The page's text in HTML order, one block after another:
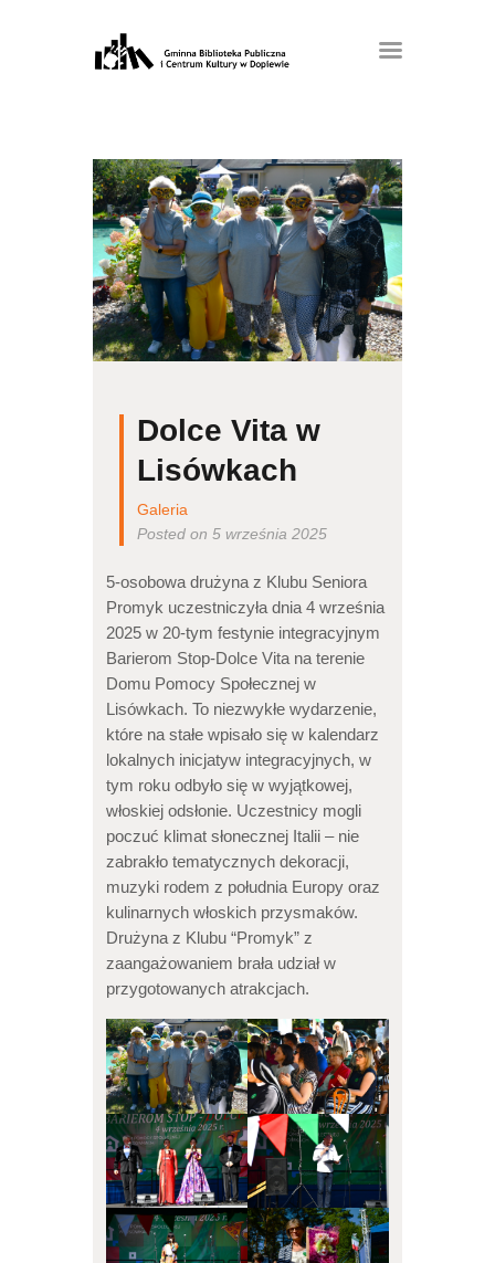
Dolce Vita w
Lisówkach
Galeria
Posted on 5 września 2025
5-osobowa drużyna z Klubu Seniora
Promyk uczestniczyła dnia 4 września
2025 w 20-tym festynie integracyjnym
Barierom Stop-Dolce Vita na terenie
Domu Pomocy Społecznej w
Lisówkach. To niezwykłe wydarzenie,
które na stałe wpisało się w kalendarz
lokalnych inicjatyw integracyjnych, w
tym roku odbyło się w wyjątkowej,
włoskiej odsłonie. Uczestnicy mogli
poczuć klimat słonecznej Italii – nie
zabrakło tematycznych dekoracji,
muzyki rodem z południa Europy oraz
kulinarnych włoskich przysmaków.
Drużyna z Klubu “Promyk” z
zaangażowaniem brała udział w
przygotowanych atrakcjach.